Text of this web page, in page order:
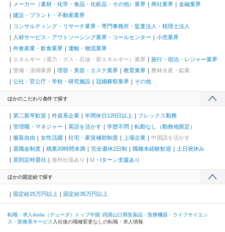
メーカー（素材・化学・食品・化粧品・その他）業界
商社業界
金融業界
建設・プラント・不動産業界
コンサルティング・リサーチ業界・専門事務所・監査法人・税理士法人
人材サービス・アウトソーシング業界・コールセンター
小売業界
外食産業・飲食業界
運輸・物流業界
エネルギー（電力・ガス・石油・新エネルギー）業界
旅行・宿泊・レジャー業界
警備・清掃業界
理容・美容・エステ業界 教育業界
農林水産・鉱業
公社・官公庁・学校・研究施設
冠婚葬祭業界 その他
ほかのこだわり条件で探す
第二新卒歓迎 外資系企業 年間休日120日以上
フレックス勤務
管理職・マネジャー
英語を活かす 学歴不問
転勤なし（勤務地限定）
服装自由
女性活躍 社宅・家賃補助制度 上場企業
中国語を活かす
退職金制度
残業20時間未満 完全週休2日制 職種未経験歓迎
土日祝休み
原則定時退社
海外出張あり U・Iターン支援あり
ほかの固定給で探す
固定給25万円以上 固定給35万円以上
転職・求人doda（デューダ）トップ中国･四国山口県医薬品・医療機器・ライフサイエン
ス・医療系サービス 入社後の職種変更なしの転職・求人情報